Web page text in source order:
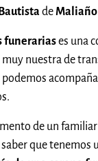
deMaliaño
funerariases una
muy nuestra de
de un
que